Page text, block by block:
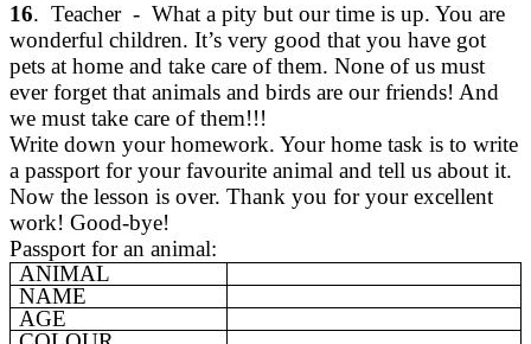
16. Teacher - What a pity but our time is up. You are
wonderful children. It’s very good that you have got
pets at home and take care of them. None of us must
ever forget that animals and birds are our friends! And
we must take care of them!!!
Write down your homework. Your home task is to write
a passport for your favourite animal and tell us about it.
Now the lesson is over. Thank you for your excellent
work! Good-bye!
Passport for an animal:
ANIMAL
NAME
AGE